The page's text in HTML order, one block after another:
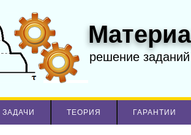
решение
ЗАДАЧИ ТЕОРИЯ ГАРАНТИИ